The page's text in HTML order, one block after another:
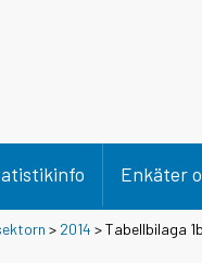
Enkäter
> 2014 > Tabellbilaga